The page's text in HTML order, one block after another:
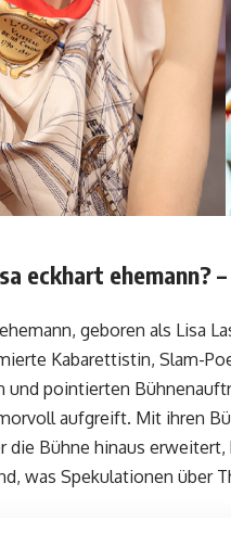
eckhart ehemann?
geboren als Lisa
Kabarettistin, Slam-
und pointierten
aufgreift. Mit ihren
die Bühne hinaus
was Spekulationen über